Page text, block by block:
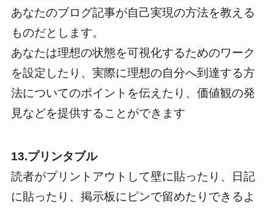
あなたのブログ記事が自己実現の方法を教える
ものだとします。
あなたは理想の状態を可視化するためのワーク
を設定したり、実際に理想の自分へ到達する方
法についてのポイントを伝えたり、価値観の発
見などを提供することができます
13.プリンタブル
読者がプリントアウトして壁に貼ったり、日記
に貼ったり、掲示板にピンで留めたりできるよ